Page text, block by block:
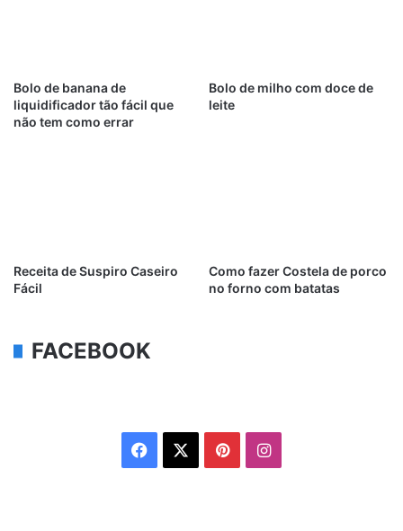
Bolo de banana de
liquidificador tão fácil que
não tem como errar
Bolo de milho com doce de
leite
Receita de Suspiro Caseiro
Fácil
Como fazer Costela de porco
no forno com batatas
FACEBOOK
Facebook PinterestInstagram